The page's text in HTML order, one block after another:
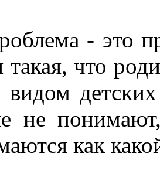
- это
такая, что
видом
не
как